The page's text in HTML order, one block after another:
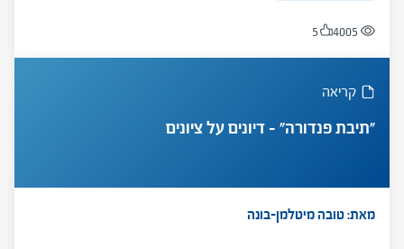
4005
5
קריאה
"תיבת פנדורה" – דיונים על ציונים
מאת: טובה מיטלמן-בונה